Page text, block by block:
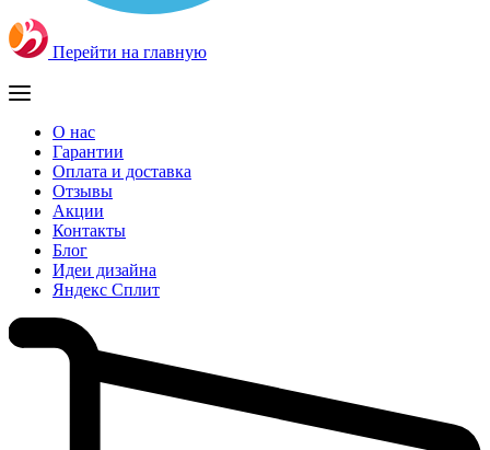
Перейти на главную
О нас
Гарантии
Оплата и доставка
Отзывы
Акции
Контакты
Блог
Идеи дизайна
Яндекс Сплит